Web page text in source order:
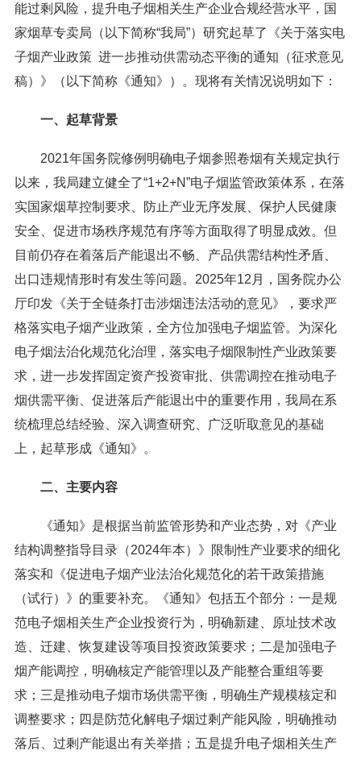
能过剩风险，提升电子烟相关生产企业合规经营水平，国
家烟草专卖局（以下简称“我局”）研究起草了《关于落实电
子烟产业政策 进一步推动供需动态平衡的通知（征求意见
稿）》（以下简称《通知》）。现将有关情况说明如下：
一、起草背景
2021年国务院修例明确电子烟参照卷烟有关规定执行
以来，我局建立健全了“1+2+N”电子烟监管政策体系，在落
实国家烟草控制要求、防止产业无序发展、保护人民健康
安全、促进市场秩序规范有序等方面取得了明显成效。但
目前仍存在着落后产能退出不畅、产品供需结构性矛盾、
出口违规情形时有发生等问题。2025年12月，国务院办公
厅印发《关于全链条打击涉烟违法活动的意见》，要求严
格落实电子烟产业政策，全方位加强电子烟监管。为深化
电子烟法治化规范化治理，落实电子烟限制性产业政策要
求，进一步发挥固定资产投资审批、供需调控在推动电子
烟供需平衡、促进落后产能退出中的重要作用，我局在系
统梳理总结经验、深入调查研究、广泛听取意见的基础
上，起草形成《通知》。
二、主要内容
《通知》是根据当前监管形势和产业态势，对《产业
结构调整指导目录（2024年本）》限制性产业要求的细化
落实和《促进电子烟产业法治化规范化的若干政策措施
（试行）》的重要补充。《通知》包括五个部分：一是规
范电子烟相关生产企业投资行为，明确新建、原址技术改
造、迁建、恢复建设等项目投资政策要求；二是加强电子
烟产能调控，明确核定产能管理以及产能整合重组等要
求；三是推动电子烟市场供需平衡，明确生产规模核定和
调整要求；四是防范化解电子烟过剩产能风险，明确推动
落后、过剩产能退出有关举措；五是提升电子烟相关生产